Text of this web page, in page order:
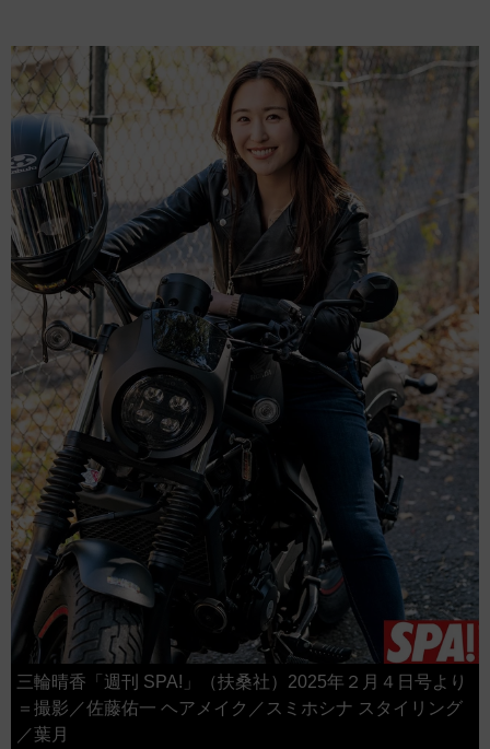
三輪晴香「週刊 SPA!」（扶桑社）2025年２月４日号より
＝撮影／佐藤佑一 ヘアメイク／スミホシナ スタイリング
／葉月